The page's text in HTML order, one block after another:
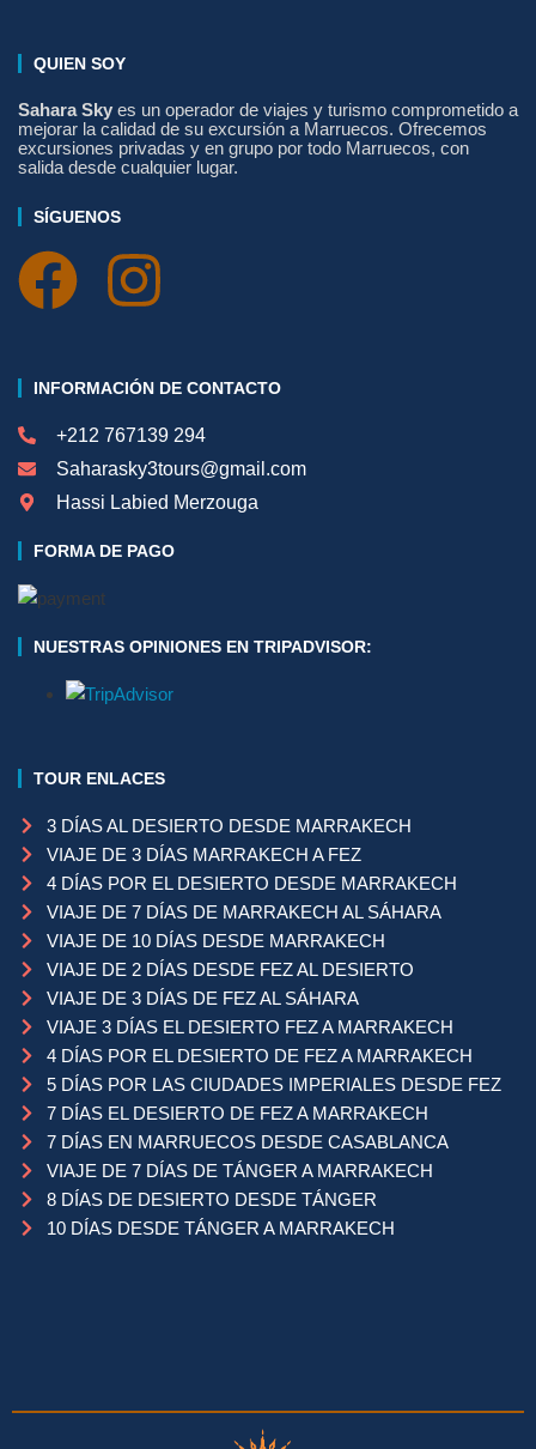
QUIEN SOY
Sahara Sky es un operador de viajes y turismo comprometido a
mejorar la calidad de su excursión a Marruecos. Ofrecemos
excursiones privadas y en grupo por todo Marruecos, con
salida desde cualquier lugar.
SÍGUENOS
INFORMACIÓN DE CONTACTO
+212 767139 294
Saharasky3tours@gmail.com
Hassi Labied Merzouga
FORMA DE PAGO
NUESTRAS OPINIONES EN TRIPADVISOR:
TOUR ENLACES
3 DÍAS AL DESIERTO DESDE MARRAKECH
VIAJE DE 3 DÍAS MARRAKECH A FEZ
4 DÍAS POR EL DESIERTO DESDE MARRAKECH
VIAJE DE 7 DÍAS DE MARRAKECH AL SÁHARA
VIAJE DE 10 DÍAS DESDE MARRAKECH
VIAJE DE 2 DÍAS DESDE FEZ AL DESIERTO
VIAJE DE 3 DÍAS DE FEZ AL SÁHARA
VIAJE 3 DÍAS EL DESIERTO FEZ A MARRAKECH
4 DÍAS POR EL DESIERTO DE FEZ A MARRAKECH
5 DÍAS POR LAS CIUDADES IMPERIALES DESDE FEZ
7 DÍAS EL DESIERTO DE FEZ A MARRAKECH
7 DÍAS EN MARRUECOS DESDE CASABLANCA
VIAJE DE 7 DÍAS DE TÁNGER A MARRAKECH
8 DÍAS DE DESIERTO DESDE TÁNGER
10 DÍAS DESDE TÁNGER A MARRAKECH